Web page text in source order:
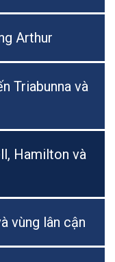
Arthur
Triabunna và
Hamilton và
vùng lân cận